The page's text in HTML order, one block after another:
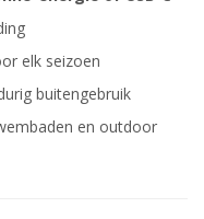
elk seizoen
buitengebruik
en outdoor